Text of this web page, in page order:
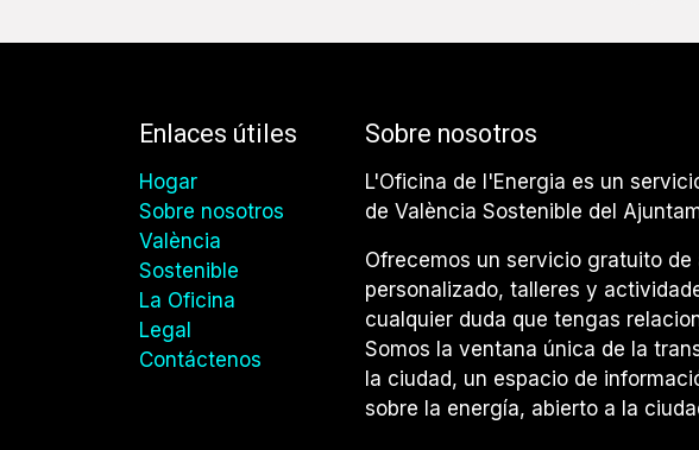
Enlaces útiles
Hogar
Sobre nosotros
València
Sostenible
La Oficina
Legal
Contáctenos
Sobre nosotros
L'Oficina de l'Energia es un
de València Sostenible del
Ofrecemos un servicio gratuito de
personalizado, talleres y
cualquier duda que tengas
Somos la ventana única de la
la ciudad, un espacio de
sobre la energía, abierto a la